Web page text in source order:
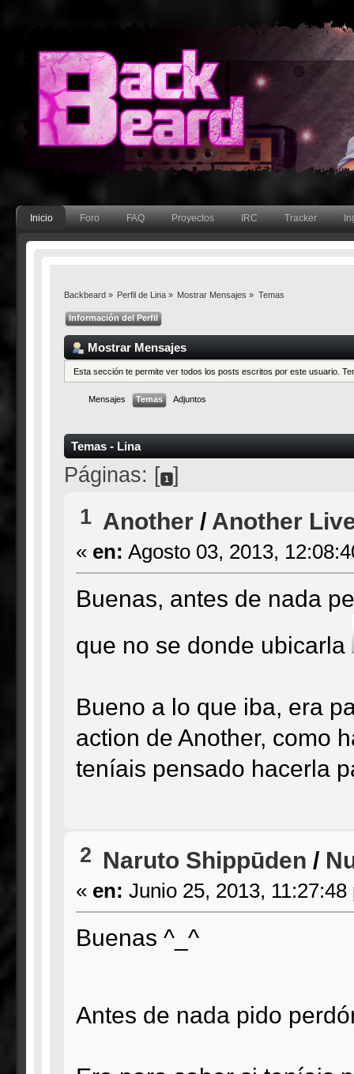
Inicio Foro FAQ Proyectos IRC Tracker
Backbeard» Perfil de Lina» Mostrar Mensajes » Temas
Información del Perfil
Mostrar Mensajes
Esta sección te permite ver todos los posts escritos por este usuario.
Mensajes Temas Adjuntos
Temas - Lina
Páginas: [ 1 ]
1 Another/ Another
« en: Agosto 03, 2013,
Buenas, antes de nada
que no se donde ubicarla
Bueno a lo que iba, era
action de Another, como
teníais pensado hacerla
2 Naruto Shippūden /
« en: Junio 25, 2013, 11:27:48
Buenas ^_^
Antes de nada pido